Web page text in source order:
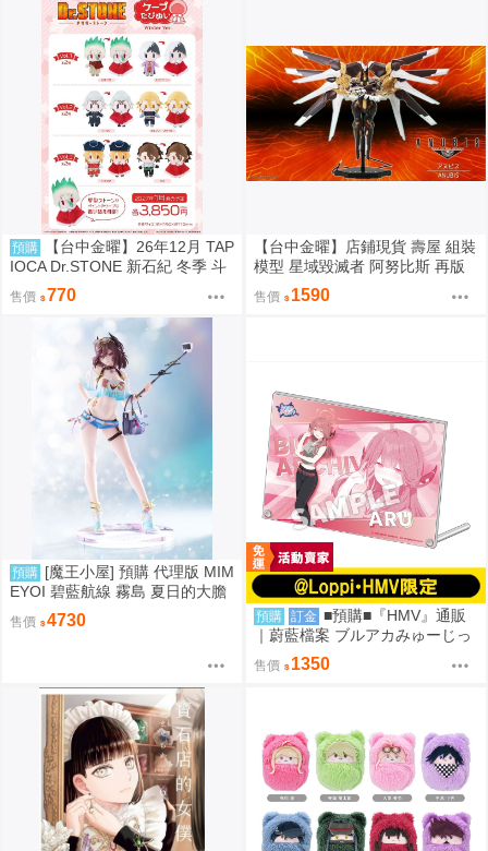
預購
【台中金曜】26年12月 TAP
IOCA Dr.STONE 新石紀 冬季 斗
篷可換裝布偶 娃娃 6款分售 0814
售價 770
【台中金曜】店鋪現貨 壽屋 組裝
模型 星域毀滅者 阿努比斯 再版
售價 1590
預購 [魔王小屋] 預購 代理版 MIM
EYOI 碧藍航線 霧島 夏日的大膽
嘗試 TF edition
售價 4730 預購 訂金 ■預購■『HMV』通販
｜蔚藍檔案 ブルアカみゅーじっ
く♪3D LIVE『便利屋68』壓克力
板。[0912]
售價 1350